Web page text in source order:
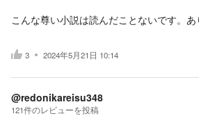
こんな尊い小説は読んだことないです。
3 2024年5月21日 10:14
@redonikareisu348
121件のレビューを投稿